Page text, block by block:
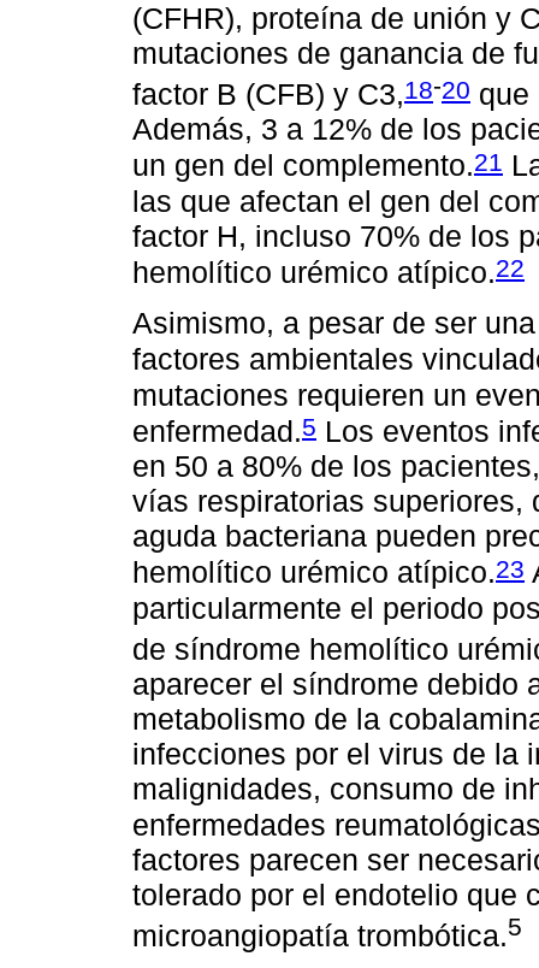
(CFHR), proteína de unión y
mutaciones de ganancia de
factor B (CFB) y C3,18-20 que
Además, 3 a 12% de los
un gen del complemento.21
las que afectan el gen del
factor H, incluso 70% de los
hemolítico urémico atípico.22
Asimismo, a pesar de ser
factores ambientales
mutaciones requieren un
enfermedad.5 Los eventos
en 50 a 80% de los
vías respiratorias superiores,
aguda bacteriana pueden
hemolítico urémico atípico.23
particularmente el periodo
de síndrome hemolítico
aparecer el síndrome debido
metabolismo de la
infecciones por el virus de la
malignidades, consumo de
enfermedades
factores parecen ser
tolerado por el endotelio que
microangiopatía trombótica.5